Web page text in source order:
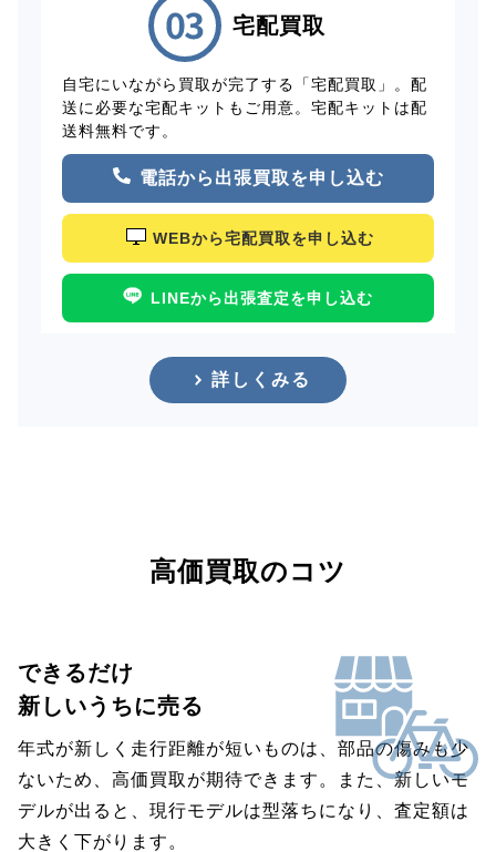
宅配買取
自宅にいながら買取が完了する「宅配買取」。配
送に必要な宅配キットもご用意。宅配キットは配
送料無料です。
電話から出張買取を申し込む
WEBから宅配買取を申し込む
LINEから出張査定を申し込む
詳しくみる
高価買取のコツ
できるだけ
新しいうちに売る
年式が新しく走行距離が短いものは、部品の傷みも少
ないため、高価買取が期待できます。また、新しいモ
デルが出ると、現行モデルは型落ちになり、査定額は
大きく下がります。